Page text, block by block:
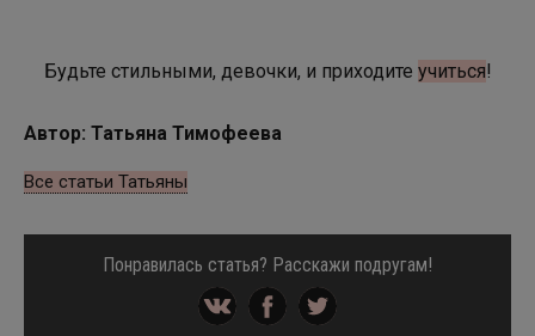
Будьте стильными, девочки, и приходите учиться!
Автор: Татьяна Тимофеева
Все статьи Татьяны
Понравилась статья? Расскажи подругам!